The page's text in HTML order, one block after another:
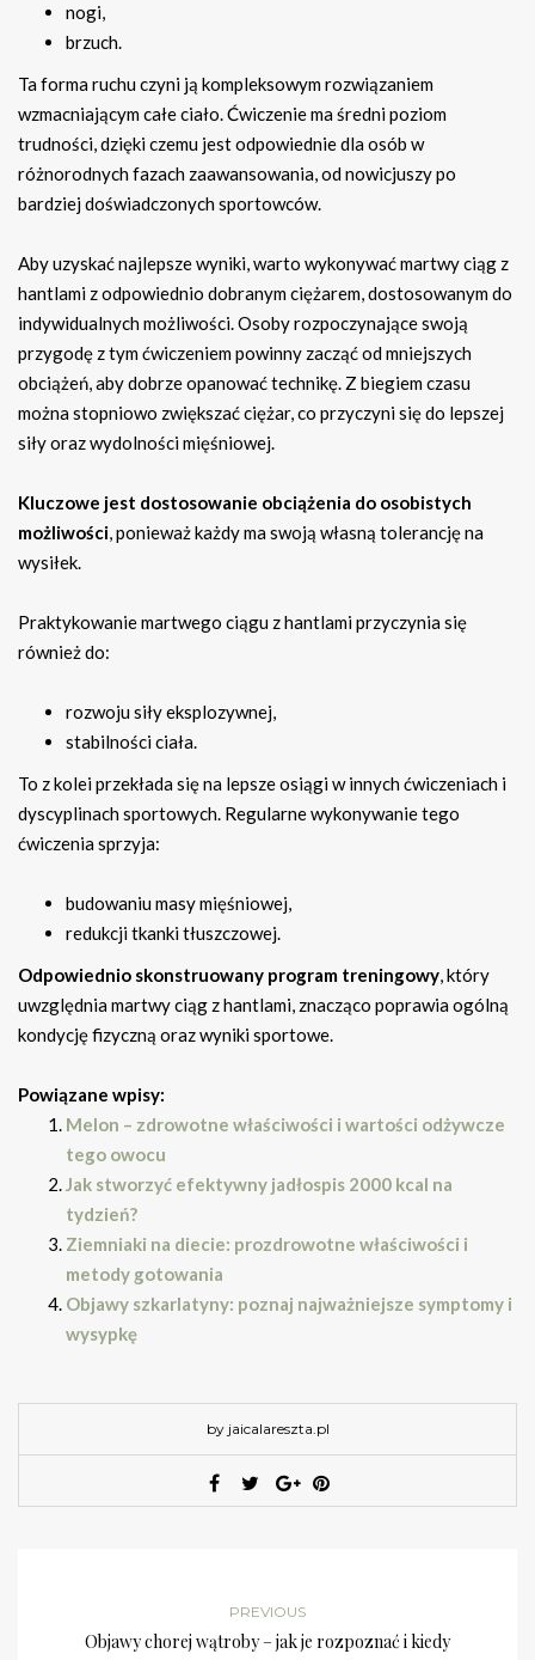
nogi,
brzuch.
Ta forma ruchu czyni ją kompleksowym rozwiązaniem
wzmacniającym całe ciało. Ćwiczenie ma średni poziom
trudności, dzięki czemu jest odpowiednie dla osób w
różnorodnych fazach zaawansowania, od nowicjuszy po
bardziej doświadczonych sportowców.
Aby uzyskać najlepsze wyniki, warto wykonywać martwy ciąg z
hantlami z odpowiednio dobranym ciężarem, dostosowanym do
indywidualnych możliwości. Osoby rozpoczynające swoją
przygodę z tym ćwiczeniem powinny zacząć od mniejszych
obciążeń, aby dobrze opanować technikę. Z biegiem czasu
można stopniowo zwiększać ciężar, co przyczyni się do lepszej
siły oraz wydolności mięśniowej.
Kluczowe jest dostosowanie obciążenia do osobistych
możliwości, ponieważ każdy ma swoją własną tolerancję na
wysiłek.
Praktykowanie martwego ciągu z hantlami przyczynia się
również do:
rozwoju siły eksplozywnej,
stabilności ciała.
To z kolei przekłada się na lepsze osiągi w innych ćwiczeniach i
dyscyplinach sportowych. Regularne wykonywanie tego
ćwiczenia sprzyja:
budowaniu masy mięśniowej,
redukcji tkanki tłuszczowej.
Odpowiednio skonstruowany program treningowy, który
uwzględnia martwy ciąg z hantlami, znacząco poprawia ogólną
kondycję fizyczną oraz wyniki sportowe.
Powiązane wpisy:
Melon – zdrowotne właściwości i wartości odżywcze
tego owocu
Jak stworzyć efektywny jadłospis 2000 kcal na
tydzień?
Ziemniaki na diecie: prozdrowotne właściwości i
metody gotowania
Objawy szkarlatyny: poznaj najważniejsze symptomy i
wysypkę
by jaicalareszta.pl
PREVIOUS
Objawy chorej wątroby – jak je rozpoznać i kiedy